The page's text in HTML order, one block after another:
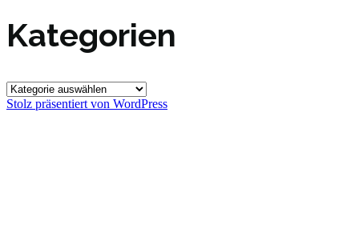
Kategorien
Kategorien
Stolz präsentiert von WordPress